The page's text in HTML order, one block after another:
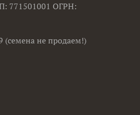
771501001 ОГРН:
(семена не продаем!)